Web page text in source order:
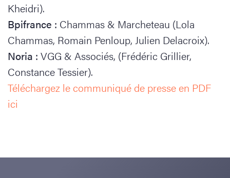
Kheidri).
Bpifrance : Chammas & Marcheteau (Lola
Chammas, Romain Penloup, Julien Delacroix).
Noria : VGG & Associés, (Frédéric Grillier,
Constance Tessier).
Téléchargez le communiqué de presse en PDF
ici